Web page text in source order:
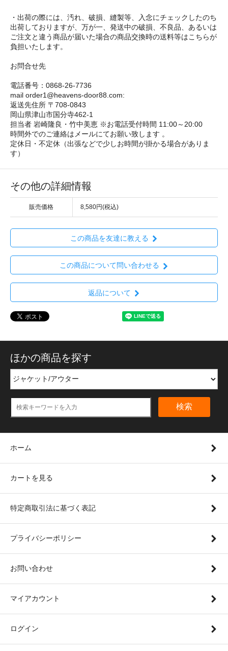
・出荷の際には、汚れ、破損、縫製等、入念にチェックしたのち
出荷しておりますが、万が一、発送中の破損、不良品、あるいは
ご注文と違う商品が届いた場合の商品交換時の送料等はこちらが
負担いたします。
お問合せ先
電話番号：0868-26-7736
mail order1@heavens-door88.com:
返送先住所 〒708-0843
岡山県津山市国分寺462-1
担当者 岩崎隆良・竹中美恵 ※お電話受付時間 11:00～20:00
時間外でのご連絡はメールにてお願い致します 。
定休日・不定休（出張などで少しお時間が掛かる場合がありま
す）
その他の詳細情報
販売価格 8,580円(税込)
この商品を友達に教える
この商品について問い合わせる
返品について
ほかの商品を探す
検索
ホーム
カートを見る
特定商取引法に基づく表記
プライバシーポリシー
お問い合わせ
マイアカウント
ログイン